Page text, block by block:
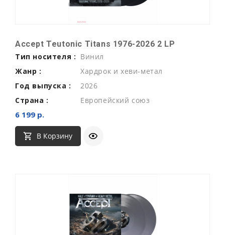
Accept Teutonic Titans 1976-2026 2 LP
Тип носителя : Винил
Жанр :
Хардрок и хеви-метал
Год выпуска :
2026
Страна :
Европейский союз
6 199 р.
В Корзину